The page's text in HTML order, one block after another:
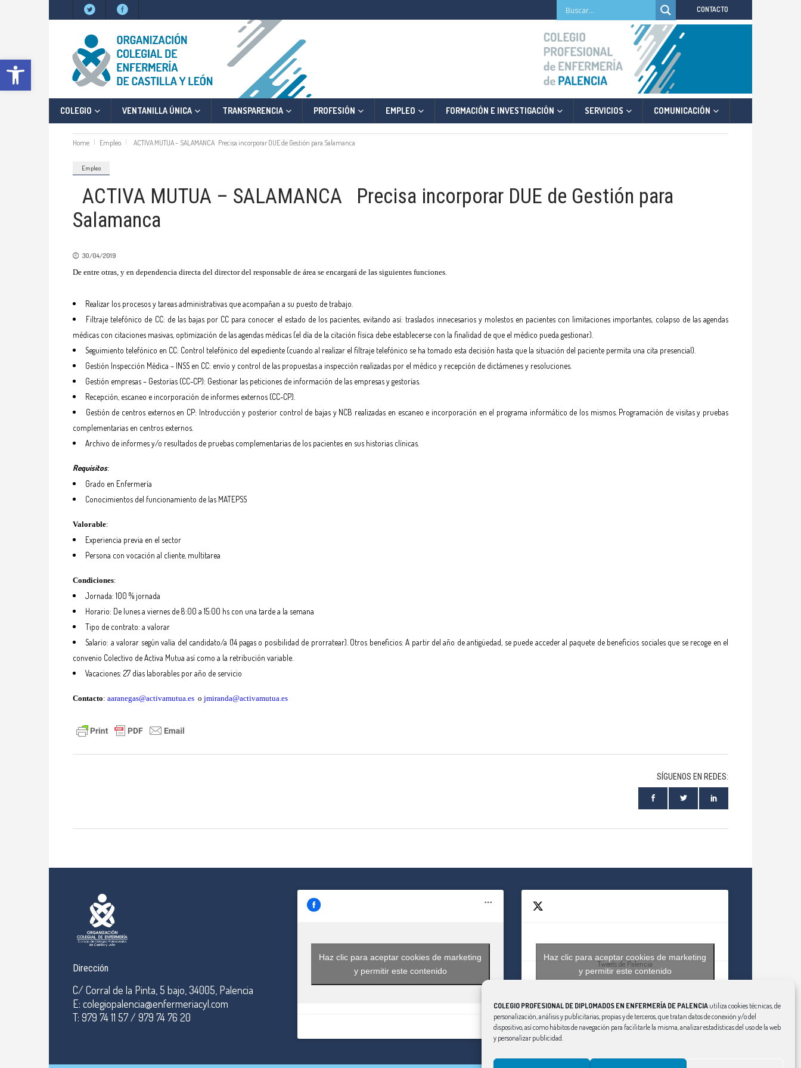
Abrir barra de herramientas
COLEGIO PROFESIONAL DE DIPLOMADOS EN ENFERMERÍA DE PALENCIA utiliza cookies técnicas, de
personalización, análisis y publicitarias, propias y de terceros, que tratan datos de conexión y/o del
dispositivo, así como hábitos de navegación para facilitarle la misma, analizar estadísticas del uso de la web
y personalizar publicidad.
CONTACTO
COLEGIO VENTANILLA ÚNICA TRANSPARENCIA PROFESIÓN EMPLEO FORMACIÓN E INVESTIGACIÓN SERVICIOS COMUNICACIÓN
Home Empleo ACTIVA MUTUA – SALAMANCA Precisa incorporar DUE de Gestión para Salamanca
Empleo
ACTIVA MUTUA – SALAMANCA Precisa incorporar DUE de Gestión para
Salamanca
30/04/2019
De entre otras, y en dependencia directa del director del responsable de área se encargará de las siguientes funciones.
Realizar los procesos y tareas administrativas que acompañan a su puesto de trabajo.
Filtraje telefónico de CC: de las bajas por CC para conocer el estado de los pacientes, evitando así: traslados innecesarios y molestos en pacientes con limitaciones importantes, colapso de las agendas
médicas con citaciones masivas, optimización de las agendas médicas (el día de la citación física debe establecerse con la finalidad de que el médico pueda gestionar).
Seguimiento telefónico en CC: Control telefónico del expediente (cuando al realizar el filtraje telefónico se ha tomado esta decisión hasta que la situación del paciente permita una cita presencial).
Gestión Inspección Médica – INSS en CC: envío y control de las propuestas a inspección realizadas por el médico y recepción de dictámenes y resoluciones.
Gestión empresas – Gestorías (CC-CP): Gestionar las peticiones de información de las empresas y gestorías.
Recepción, escaneo e incorporación de informes externos (CC-CP).
Gestión de centros externos en CP: Introducción y posterior control de bajas y NCB realizadas en escaneo e incorporación en el programa informático de los mismos. Programación de visitas y pruebas
complementarias en centros externos.
Archivo de informes y/o resultados de pruebas complementarias de los pacientes en sus historias clínicas.
Requisitos:
Grado en Enfermería
Conocimientos del funcionamiento de las MATEPSS
Valorable:
Experiencia previa en el sector
Persona con vocación al cliente, multitarea
Condiciones:
Jornada: 100 % jornada
Horario: De lunes a viernes de 8:00 a 15:00 hs con una tarde a la semana
Tipo de contrato: a valorar
Salario: a valorar según valía del candidato/a (14 pagas o posibilidad de prorratear). Otros beneficios: A partir del año de antigüedad, se puede acceder al paquete de beneficios sociales que se recoge en el
convenio Colectivo de Activa Mutua así como a la retribución variable.
Vacaciones: 27 días laborables por año de servicio
Contacto: aaranegas@activamutua.es o jmiranda@activamutua.es
SÍGUENOS EN REDES:
Dirección
C/ Corral de la Pinta, 5 bajo, 34005, Palencia
E: colegiopalencia@enfermeriacyl.com
T: 979 74 11 57 / 979 74 76 20
Haz clic para aceptar cookies de marketing
y permitir este contenido
Tweets de Palencia
Haz clic para aceptar cookies de marketing
y permitir este contenido